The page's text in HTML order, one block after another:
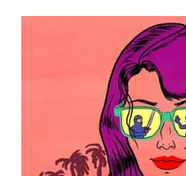
WN
LABUHANBATU
TAPANULI